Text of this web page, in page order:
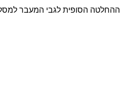
ההחלטה הסופית לגבי המעבר